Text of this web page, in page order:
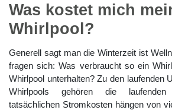
Was kostet mich
Whirlpool?
Generell sagt man die Winterzeit ist
fragen sich: Was verbraucht so ein
Whirlpool unterhalten? Zu den laufenden
Whirlpools gehören die
tatsächlichen Stromkosten hängen von